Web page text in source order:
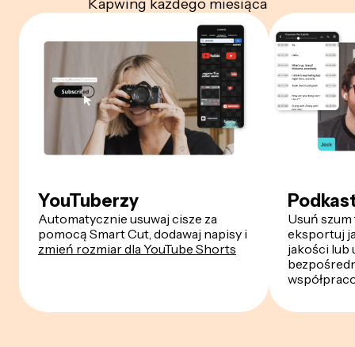
Kapwing każdego miesiąca
YouTuberzy
Automatycznie usuwaj cisze za
pomocą Smart Cut, dodawaj napisy i
zmień rozmiar dla YouTube Shorts
Usuń szum
eksportuj
jakości lub